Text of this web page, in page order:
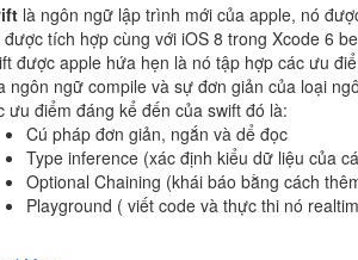
là ngôn ngữ lập trình mới của apple, nó
được tích hợp cùng với iOS 8 trong Xcode 6
được apple hứa hẹn là nó tập hợp các ưu
ngôn ngữ compile và sự đơn giản của loại
ưu điểm đáng kể đến của swift đó là:
Cú pháp đơn giản, ngắn và dể đọc
Type inference (xác định kiểu dữ liệu của
Optional Chaining (khái báo bằng cách
Playground ( viết code và thực thi nó